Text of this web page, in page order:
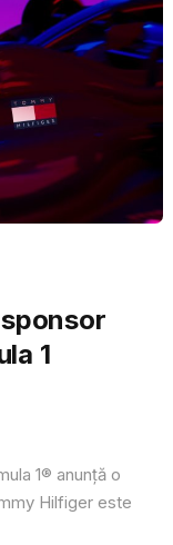
1
1® anunță o
Hilfiger este